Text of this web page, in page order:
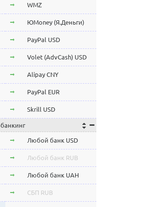
Stellar Lumens XLM
EOS
NEO
ChainLink LINK
Qtum
Iota MIOTA
Waves
Zcash ZEC
Ontology ONT
0x ZRX
VeChain VET
WMZ
ЮMoney (Я.Деньги)
PayPal USD
Volet (AdvCash) USD
Alipay CNY
PayPal EUR
Skrill USD
Volet (AdvCash) RUB
Volet (AdvCash) EUR
Volet (AdvCash) KZT
ePayments USD
Любой банк USD
Любой банк RUB
Любой банк UAH
СБП RUB